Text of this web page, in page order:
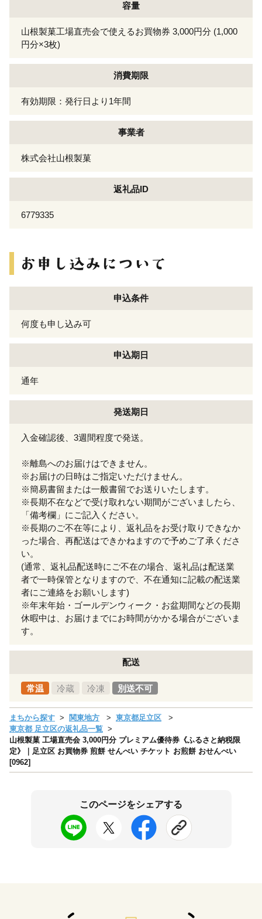
容量
山根製菓工場直売会で使えるお買物券 3,000円分 (1,000
円分×3枚)
消費期限
有効期限：発行日より1年間
事業者
株式会社山根製菓
返礼品ID
6779335
申込条件
何度も申し込み可
申込期日
通年
発送期日
入金確認後、3週間程度で発送。
※離島へのお届けはできません。
※お届けの日時はご指定いただけません。
※簡易書留または一般書留でお送りいたします。
※長期不在などで受け取れない期間がございましたら、
「備考欄」にご記入ください。
※長期のご不在等により、返礼品をお受け取りできなか
った場合、再配送はできかねますので予めご了承くださ
い。
(通常、返礼品配送時にご不在の場合、返礼品は配送業
者で一時保管となりますので、不在通知に記載の配送業
者にご連絡をお願いします)
※年末年始・ゴールデンウィーク・お盆期間などの長期
休暇中は、お届けまでにお時間がかかる場合がございま
す。
配送
常温 冷蔵 冷凍 別送不可
まちから探す 関東地方
東京都足立区
東京都 足立区の返礼品一覧
山根製菓 工場直売会 3,000円分 プレミアム優待券《ふるさと納税限
定》｜足立区 お買物券 煎餅 せんべい チケット お煎餅 おせんべい
[0962]
このページをシェアする